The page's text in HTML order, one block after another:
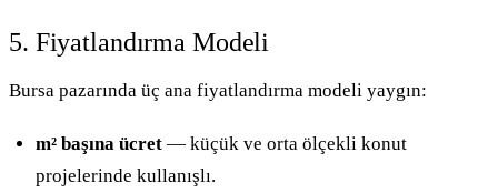
5. Fiyatlandırma Modeli
Bursa pazarında üç ana fiyatlandırma modeli yaygın:
m² başına ücret— küçük ve orta ölçekli konut
projelerinde kullanışlı.